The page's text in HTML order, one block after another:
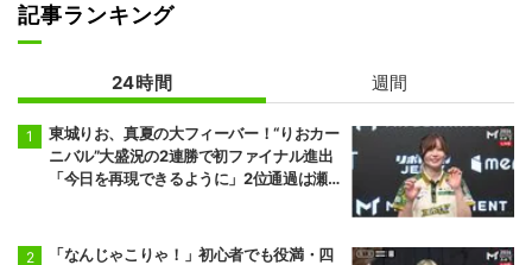
記事ランキング
24時間 週間
東城りお、真夏の大フィーバー！“りおカー
ニバル”大盛況の2連勝で初ファイナル進出
「今日を再現できるように」2位通過は瀬
「なんじゃこりゃ！」初心者でも役満・四